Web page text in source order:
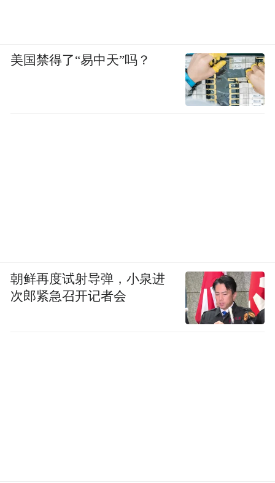
美国禁得了“易中天”吗？
朝鲜再度试射导弹，小泉进
次郎紧急召开记者会